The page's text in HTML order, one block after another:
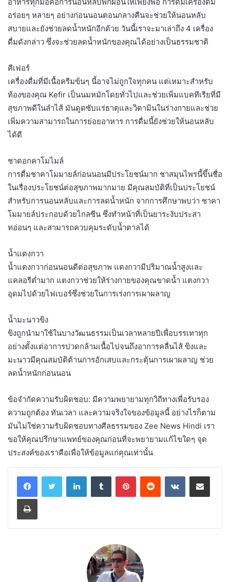
อร่อยๆ หลายๆ อย่างก่อนนอนตอนกลางคืนจะช่วยให้นอนหลับ
สบายและยังช่วยลดน้ำหนักอีกด้วย วันนี้เราจะมาเล่าถึง 4 เครื่อง
ดื่มดังกล่าว ซึ่งจะช่วยลดน้ำหนักของคุณได้อย่างเป็นธรรมชาติ
คีเฟอร์
เครื่องดื่มที่มีเนื้อครีมข้นๆ นี้อาจไม่ถูกใจทุกคน แต่เหมาะสำหรับ
ท้องของคุณ Kefir เป็นนมหมักโดยทั่วไปและช่วยเพิ่มแบคทีเรียที่มี
สุขภาพดีในลำไส้ มันดูดซับแร่ธาตุและวิตามินในร่างกายและช่วย
เพิ่มความสามารถในการย่อยอาหาร การดื่มนี้ยังช่วยให้นอนหลับ
ได้ดี
ชาดอกคาโมไมล์
การดื่มชาคาโมมายล์ก่อนนอนมีประโยชน์มาก ชาสมุนไพรนี้ขึ้นชื่อ
ในเรื่องประโยชน์ต่อสุขภาพมากมาย มีคุณสมบัติที่เป็นประโยชน์
สำหรับการนอนหลับและการลดน้ำหนัก จากการศึกษาพบว่า ชาคา
โมมายล์ประกอบด้วยไกลซีน ซึ่งทำหน้าที่เป็นยาระงับประสา
ทอ่อนๆ และสามารถควบคุมระดับน้ำตาลได้
น้ำแตงกวา
น้ำแตงกวาก่อนนอนดีต่อสุขภาพ แตงกวามีปริมาณน้ำสูงและ
แคลอรีต่ำมาก แตงกวาช่วยให้ร่างกายของคุณขาดน้ำ แตงกวา
อุดมไปด้วยไฟเบอร์ซึ่งช่วยในการเร่งการเผาผลาญ
น้ำมะนาวขิง
ขิงถูกนำมาใช้ในบางวัฒนธรรมเป็นเวลาหลายปีเพื่อบรรเทาทุก
อย่างตั้งแต่อาการปวดกล้ามเนื้อไปจนถึงอาการคลื่นไส้ ขิงและ
มะนาวมีคุณสมบัติต้านการอักเสบและกระตุ้นการเผาผลาญ ช่วย
ลดน้ำหนักก่อนนอน
ข้อจำกัดความรับผิดชอบ: มีความพยายามทุกวิถีทางเพื่อรับรอง
ความถูกต้อง ทันเวลา และความจริงใจของข้อมูลนี้ อย่างไรก็ตาม
มันไม่ใช่ความรับผิดชอบทางศีลธรรมของ Zee News Hindi เรา
ขอให้คุณปรึกษาแพทย์ของคุณก่อนที่จะพยายามแก้ไขใดๆ จุด
ประสงค์ของเราคือเพื่อให้ข้อมูลแก่คุณเท่านั้น
LinkedInTumblr PinterestReddit VKontakteShare via Email
Print